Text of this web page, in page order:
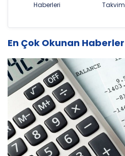
Haberleri
Takvim
En Çok Okunan Haberler